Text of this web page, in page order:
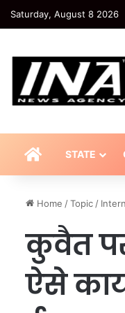
Saturday, August 8 2026
HOMESTATE
Home /Topic /
कुवैत
ऐसे